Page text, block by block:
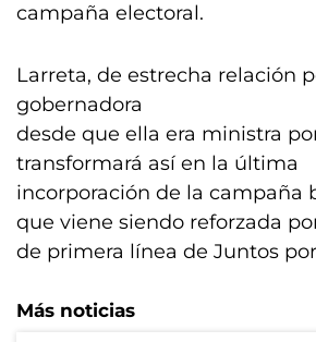
campaña electoral.
Larreta, de estrecha relación
gobernadora
desde que ella era ministra
transformará así en la última
incorporación de la campaña
que viene siendo reforzada
de primera línea de Juntos
Más noticias